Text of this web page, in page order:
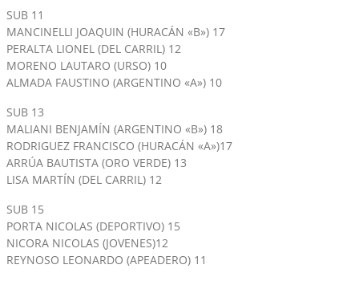
SUB 11
MANCINELLI JOAQUIN (HURACÁN «B») 17
PERALTA LIONEL (DEL CARRIL) 12
MORENO LAUTARO (URSO) 10
ALMADA FAUSTINO (ARGENTINO «A») 10
SUB 13
MALIANI BENJAMÍN (ARGENTINO «B») 18
RODRIGUEZ FRANCISCO (HURACÁN «A»)17
ARRÚA BAUTISTA (ORO VERDE) 13
LISA MARTÍN (DEL CARRIL) 12
SUB 15
PORTA NICOLAS (DEPORTIVO) 15
NICORA NICOLAS (JOVENES)12
REYNOSO LEONARDO (APEADERO) 11